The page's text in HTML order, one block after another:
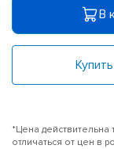
В
*Цена действительна
отличаться от цен в